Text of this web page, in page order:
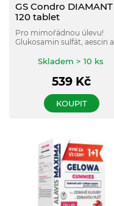
GS Condro DIAMANT
120 tablet
Pro mimořádnou úlevu!
Glukosamin sulfát, aescin a
kolagenní sítě kloubních
Skladem > 10 ks
539 Kč
KOUPIT